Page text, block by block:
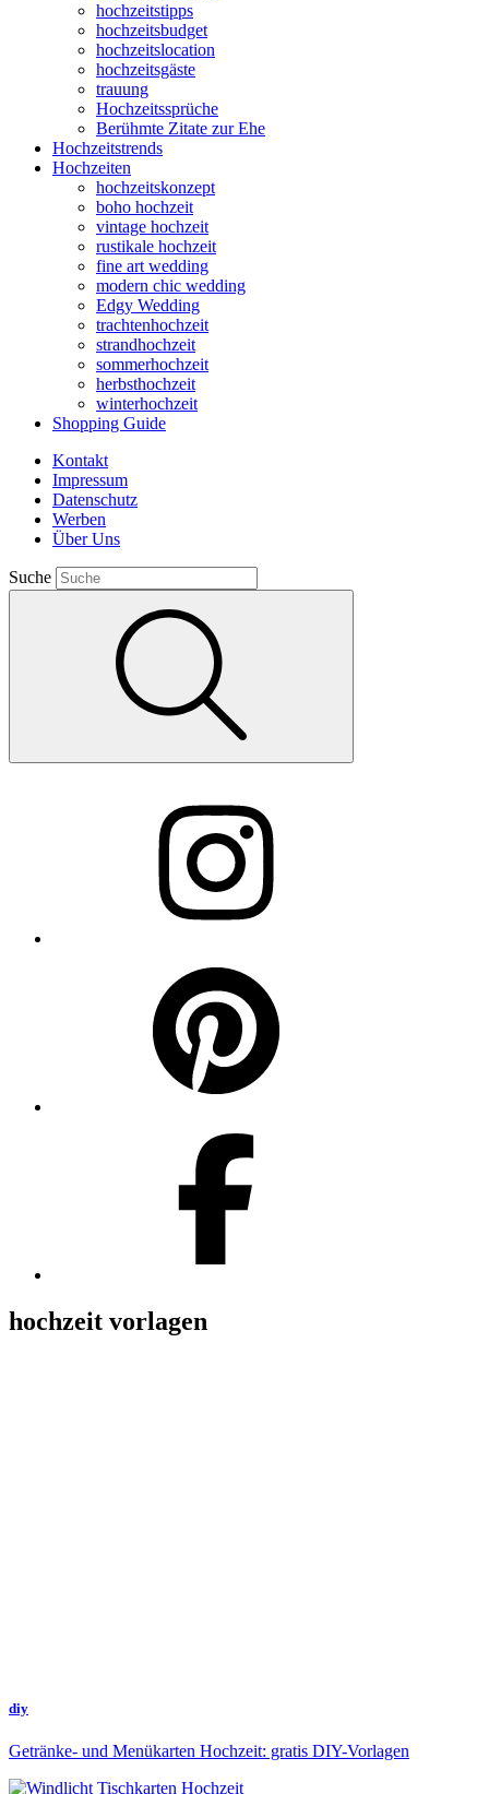
hochzeitstipps
hochzeitsbudget
hochzeitslocation
hochzeitsgäste
trauung
Hochzeitssprüche
Berühmte Zitate zur Ehe
Hochzeitstrends
Hochzeiten
hochzeitskonzept
boho hochzeit
vintage hochzeit
rustikale hochzeit
fine art wedding
modern chic wedding
Edgy Wedding
trachtenhochzeit
strandhochzeit
sommerhochzeit
herbsthochzeit
winterhochzeit
Shopping Guide
Kontakt
Impressum
Datenschutz
Werben
Über Uns
Suche
hochzeit vorlagen
diy
Getränke- und Menükarten Hochzeit: gratis DIY-Vorlagen